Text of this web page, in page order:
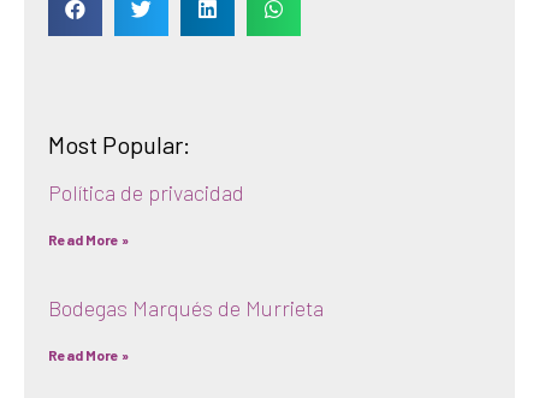
Most Popular:
Política de privacidad
Read More »
Bodegas Marqués de Murrieta
Read More »